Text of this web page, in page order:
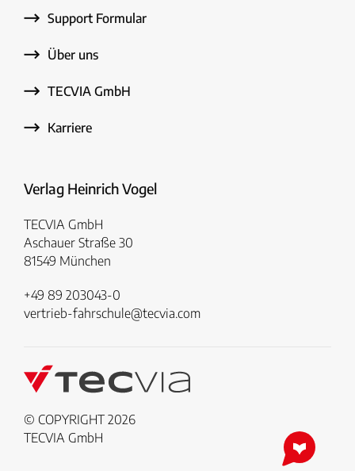
Support Formular
Über uns
TECVIA GmbH
Karriere
Verlag Heinrich Vogel
TECVIA GmbH
Aschauer Straße 30
81549 München
+49 89 203043-0
vertrieb-fahrschule@tecvia.com
© COPYRIGHT 2026
TECVIA GmbH